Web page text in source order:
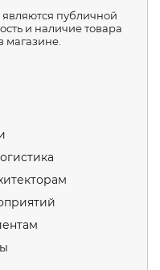
публичной
и наличие товара
магазине.